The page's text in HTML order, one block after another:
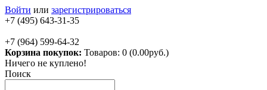
Войти или зарегистрироваться
+7 (495) 643-31-35
+7 (964) 599-64-32
Корзина покупок: Товаров: 0 (0.00руб.)
Ничего не куплено!
Поиск